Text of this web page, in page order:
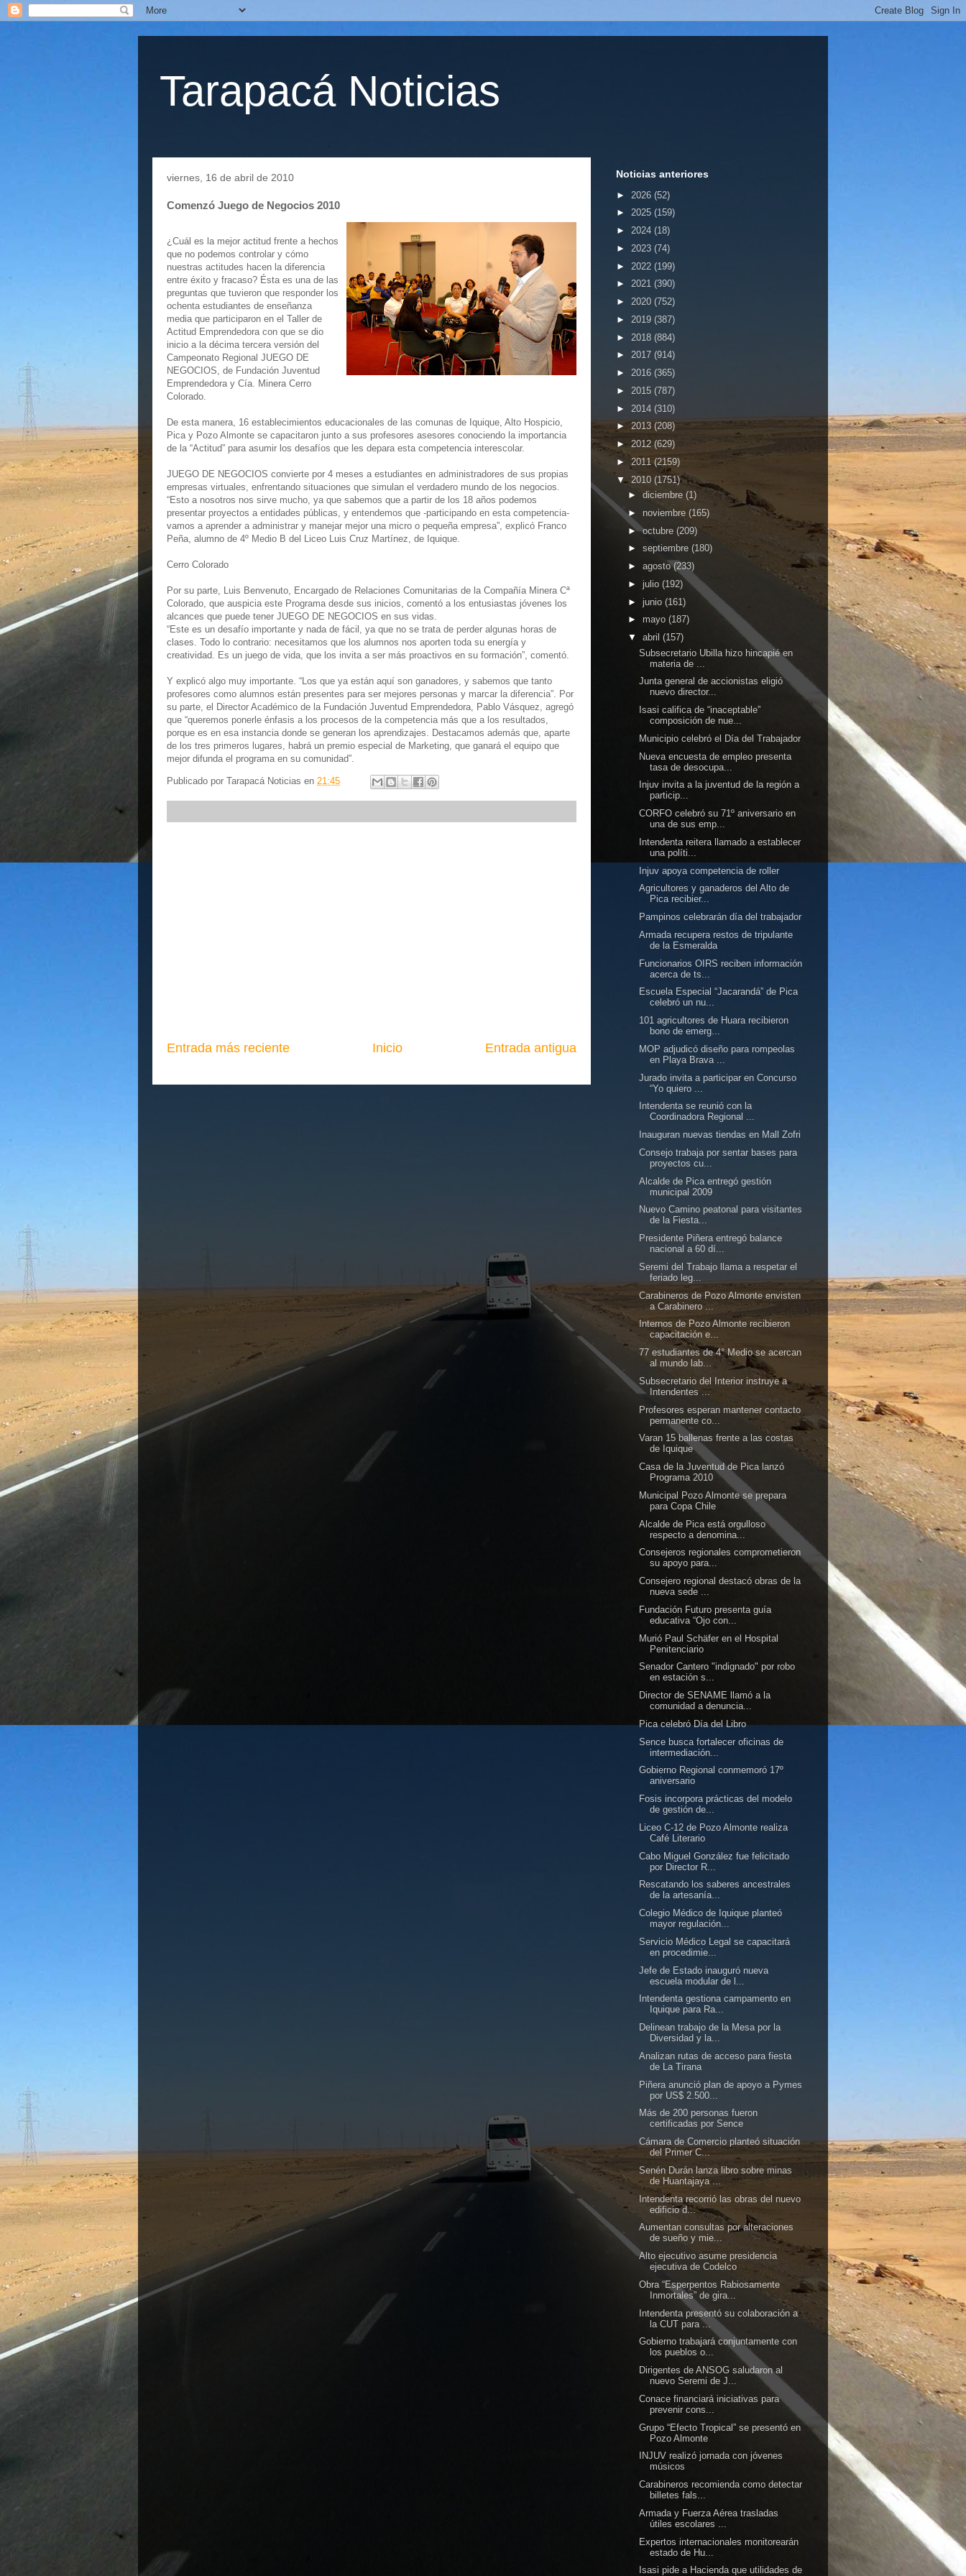
Tarapacá Noticias
viernes, 16 de abril de 2010
Comenzó Juego de Negocios 2010
¿Cuál es la mejor actitud frente a hechos
que no podemos controlar y cómo
nuestras actitudes hacen la diferencia
entre éxito y fracaso? Ésta es una de las
preguntas que tuvieron que responder los
ochenta estudiantes de enseñanza
media que participaron en el Taller de
Actitud Emprendedora con que se dio
inicio a la décima tercera versión del
Campeonato Regional JUEGO DE
NEGOCIOS, de Fundación Juventud
Emprendedora y Cía. Minera Cerro
Colorado.
De esta manera, 16 establecimientos educacionales de las comunas de Iquique, Alto Hospicio,
Pica y Pozo Almonte se capacitaron junto a sus profesores asesores conociendo la importancia
de la “Actitud” para asumir los desafíos que les depara esta competencia interescolar.
JUEGO DE NEGOCIOS convierte por 4 meses a estudiantes en administradores de sus propias
empresas virtuales, enfrentando situaciones que simulan el verdadero mundo de los negocios.
“Esto a nosotros nos sirve mucho, ya que sabemos que a partir de los 18 años podemos
presentar proyectos a entidades públicas, y entendemos que -participando en esta competencia-
vamos a aprender a administrar y manejar mejor una micro o pequeña empresa”, explicó Franco
Peña, alumno de 4º Medio B del Liceo Luis Cruz Martínez, de Iquique.
Cerro Colorado
Por su parte, Luis Benvenuto, Encargado de Relaciones Comunitarias de la Compañía Minera Cª
Colorado, que auspicia este Programa desde sus inicios, comentó a los entusiastas jóvenes los
alcances que puede tener JUEGO DE NEGOCIOS en sus vidas.
“Este es un desafío importante y nada de fácil, ya que no se trata de perder algunas horas de
clases. Todo lo contrario: necesitamos que los alumnos nos aporten toda su energía y
creatividad. Es un juego de vida, que los invita a ser más proactivos en su formación”, comentó.
Y explicó algo muy importante. “Los que ya están aquí son ganadores, y sabemos que tanto
profesores como alumnos están presentes para ser mejores personas y marcar la diferencia”. Por
su parte, el Director Académico de la Fundación Juventud Emprendedora, Pablo Vásquez, agregó
que “queremos ponerle énfasis a los procesos de la competencia más que a los resultados,
porque es en esa instancia donde se generan los aprendizajes. Destacamos además que, aparte
de los tres primeros lugares, habrá un premio especial de Marketing, que ganará el equipo que
mejor difunda el programa en su comunidad”.
Publicado por Tarapacá Noticias en 21:45
Entrada más reciente Entrada antigua
Inicio
Noticias anteriores
► 2026 (52)
► 2025 (159)
► 2024 (18)
► 2023 (74)
► 2022 (199)
► 2021 (390)
► 2020 (752)
► 2019 (387)
► 2018 (884)
► 2017 (914)
► 2016 (365)
► 2015 (787)
► 2014 (310)
► 2013 (208)
► 2012 (629)
► 2011 (2159)
▼ 2010 (1751)
► diciembre (1)
► noviembre (165)
►octubre (209)
► septiembre (180)
► agosto(233)
► julio (192)
► junio (161)
► mayo (187)
▼ abril (157)
Subsecretario Ubilla hizo hincapié en
materia de ...
Junta general de accionistas eligió
nuevo director...
Isasi califica de “inaceptable”
composición de nue...
Municipio celebró el Día del Trabajador
Nueva encuesta de empleo presenta
tasa de desocupa...
Injuv invita a la juventud de la región a
particip...
CORFO celebró su 71º aniversario en
una de sus emp...
Intendenta reitera llamado a establecer
una políti...
Injuv apoya competencia de roller
Agricultores y ganaderos del Alto de
Pica recibier...
Pampinos celebrarán día del trabajador
Armada recupera restos de tripulante
de la Esmeralda
Funcionarios OIRS reciben información
acerca de ts...
Escuela Especial “Jacarandá” de Pica
celebró un nu...
101 agricultores de Huara recibieron
bono de emerg...
MOP adjudicó diseño para rompeolas
en Playa Brava ...
Jurado invita a participar en Concurso
“Yo quiero ...
Intendenta se reunió con la
Coordinadora Regional ...
Inauguran nuevas tiendas en Mall Zofri
Consejo trabaja por sentar bases para
proyectos cu...
Alcalde de Pica entregó gestión
municipal 2009
Nuevo Camino peatonal para visitantes
de la Fiesta...
Presidente Piñera entregó balance
nacional a 60 dí...
Seremi del Trabajo llama a respetar el
feriado leg...
Carabineros de Pozo Almonte envisten
a Carabinero ...
Internos de Pozo Almonte recibieron
capacitación e...
77 estudiantes de 4° Medio se acercan
al mundo lab...
Subsecretario del Interior instruye a
Intendentes ...
Profesores esperan mantener contacto
permanente co...
Varan 15 ballenas frente a las costas
de Iquique
Casa de la Juventud de Pica lanzó
Programa 2010
Municipal Pozo Almonte se prepara
para Copa Chile
Alcalde de Pica está orgulloso
respecto a denomina...
Consejeros regionales comprometieron
su apoyo para...
Consejero regional destacó obras de la
nueva sede ...
Fundación Futuro presenta guía
educativa “Ojo con...
Murió Paul Schäfer en el Hospital
Penitenciario
Senador Cantero "indignado" por robo
en estación s...
Director de SENAME llamó a la
comunidad a denuncia...
Pica celebró Día del Libro
Sence busca fortalecer oficinas de
intermediación...
Gobierno Regional conmemoró 17º
aniversario
Fosis incorpora prácticas del modelo
de gestión de...
Liceo C-12 de Pozo Almonte realiza
Café Literario
Cabo Miguel González fue felicitado
por Director R...
Rescatando los saberes ancestrales
de la artesanía...
Colegio Médico de Iquique planteó
mayor regulación...
Servicio Médico Legal se capacitará
en procedimie...
Jefe de Estado inauguró nueva
escuela modular de l...
Intendenta gestiona campamento en
Iquique para Ra...
Delinean trabajo de la Mesa por la
Diversidad y la...
Analizan rutas de acceso para fiesta
de La Tirana
Piñera anunció plan de apoyo a Pymes
por US$ 2.500...
Más de 200 personas fueron
certificadas por Sence
Cámara de Comercio planteó situación
del Primer C...
Senén Durán lanza libro sobre minas
de Huantajaya ...
Intendenta recorrió las obras del nuevo
edificio d...
Aumentan consultas por alteraciones
de sueño y mie...
Alto ejecutivo asume presidencia
ejecutiva de Codelco
Obra “Esperpentos Rabiosamente
Inmortales” de gira...
Intendenta presentó su colaboración a
la CUT para ...
Gobierno trabajará conjuntamente con
los pueblos o...
Dirigentes de ANSOG saludaron al
nuevo Seremi de J...
Conace financiará iniciativas para
prevenir cons...
Grupo “Efecto Tropical” se presentó en
Pozo Almonte
INJUV realizó jornada con jóvenes
músicos
Carabineros recomienda como detectar
billetes fals...
Armada y Fuerza Aérea trasladas
útiles escolares ...
Expertos internacionales monitorearán
estado de Hu...
Isasi pide a Hacienda que utilidades de